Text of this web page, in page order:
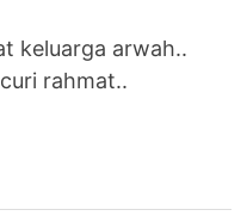
keluarga arwah..
rahmat..